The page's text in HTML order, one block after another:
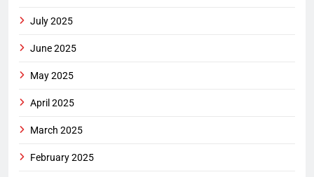
July 2025
June 2025
May 2025
April 2025
March 2025
February 2025